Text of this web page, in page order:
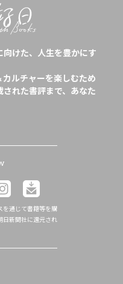
けた、人生を豊かにす
ルチャーを楽しむため
れた書評まで、あなた
を通じて書籍等を購
日新聞社に還元され